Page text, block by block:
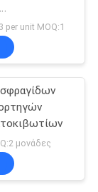
σφραγίδας
per unit MOQ:1
σφραγίδων
μονάδες